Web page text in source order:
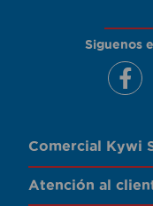
Siguenos
Comercial Kywi
Atención al